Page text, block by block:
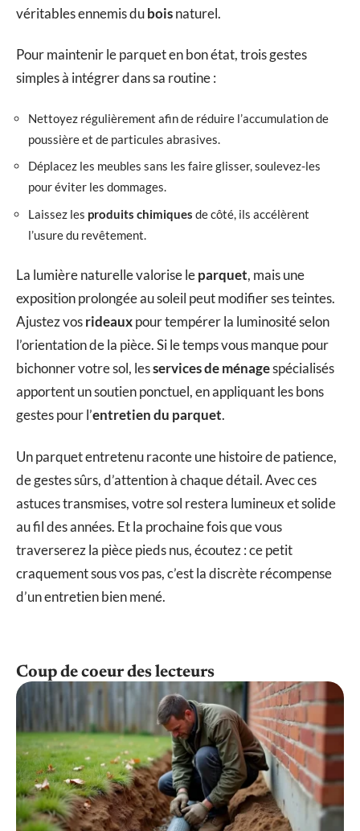
véritables ennemis duboisnaturel.
Pour maintenir le parquet en bon état, trois gestes
simples à intégrer dans sa routine :
Nettoyez régulièrement afin de réduire l’accumulation de
poussière et de particules abrasives.
Déplacez les meubles sans les faire glisser, soulevez-les
pour éviter les dommages.
Laissez les produits chimiques de côté, ils accélèrent
l’usure du revêtement.
La lumière naturelle valorise leparquet, mais une
exposition prolongée au soleil peut modifier ses teintes.
Ajustez vosrideauxpour tempérer la luminosité selon
l’orientation de la pièce. Si le temps vous manque pour
bichonner votre sol, lesservices de ménagespécialisés
apportent un soutien ponctuel, en appliquant les bons
gestes pour l’entretien du parquet.
Un parquet entretenu raconte une histoire de patience,
de gestes sûrs, d’attention à chaque détail. Avec ces
astuces transmises, votre sol restera lumineux et solide
au fil des années. Et la prochaine fois que vous
traverserez la pièce pieds nus, écoutez : ce petit
craquement sous vos pas, c’est la discrète récompense
d’un entretien bien mené.
Coup de coeur des lecteurs